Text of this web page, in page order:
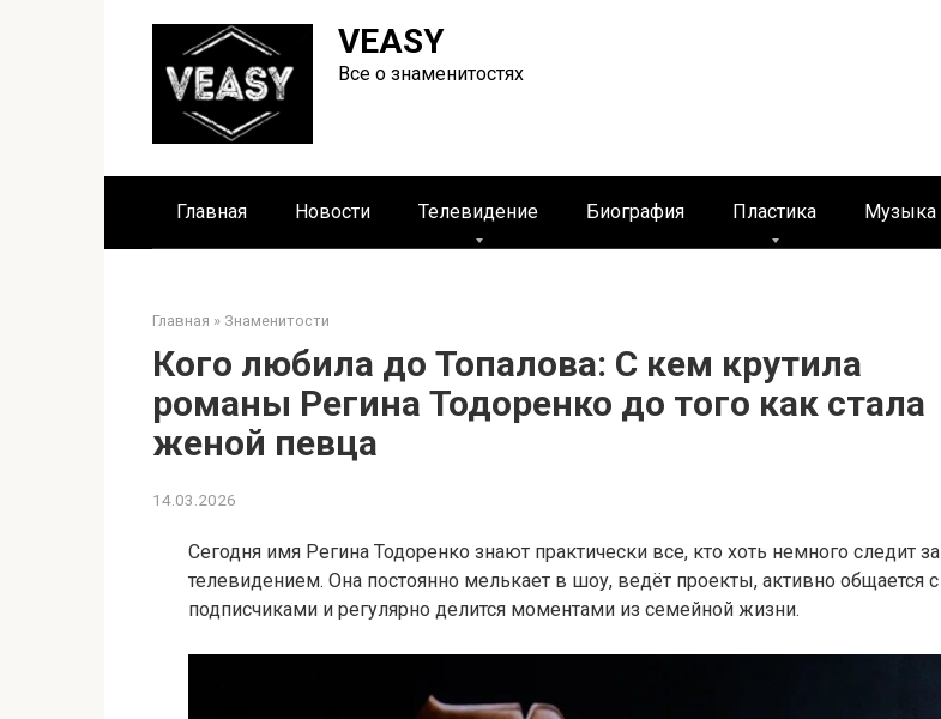
VEASY
Все о знаменитостях
Главная Новости Телевидение Биография Пластика Музыка
Главная » Знаменитости
Кого любила до Топалова: С кем крутила
романы Регина Тодоренко до того как стала
женой певца
14.03.2026
Сегодня имя Регина Тодоренко знают практически все, кто хоть немного следит за
телевидением. Она постоянно мелькает в шоу, ведёт проекты, активно общается с
подписчиками и регулярно делится моментами из семейной жизни.